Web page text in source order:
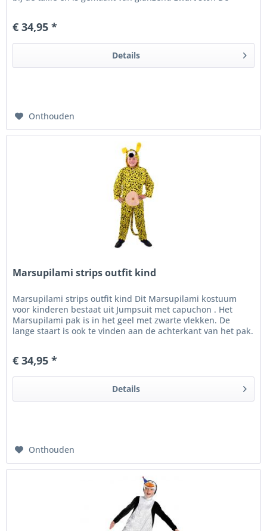
€ 34,95 *
Details
Onthouden
Marsupilami strips outfit kind
Marsupilami strips outfit kind Dit Marsupilami kostuum
voor kinderen bestaat uit Jumpsuit met capuchon . Het
Marsupilami pak is in het geel met zwarte vlekken. De
lange staart is ook te vinden aan de achterkant van het pak.
€ 34,95 *
Details
Onthouden